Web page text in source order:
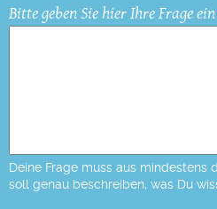
Bitte geben Sie hier Ihre Frage ein
Deine Frage muss aus mindestens
soll genau beschreiben, was Du